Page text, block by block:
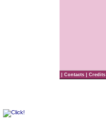
| Contacts | Credits